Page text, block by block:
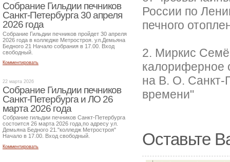
России по
печного
2. Миркис
калориферное
на В. О. Санкт-
времени"
Оставьте
Собрание Гильдии печников
Санкт-Петербурга 30 апреля
2026 года
Собрание Гильдии печников пройдет 30 апреля
2026 года в колледже Метростроя. ул.Демьяна
Бедного 21 Начало собрания в 17.00. Вход
свободный.
Комментировать
22 марта 2026
Собрание Гильдии печников
Санкт-Петербурга и ЛО 26
марта 2026 года
Собрание гильдии печников Санкт-Петербурга
состоится 26 марта 2026 года,по адресу ул.
Демьяна Бедного 21."колледж Метростроя"
Начало в 17.00. Вход свободный.
Комментировать